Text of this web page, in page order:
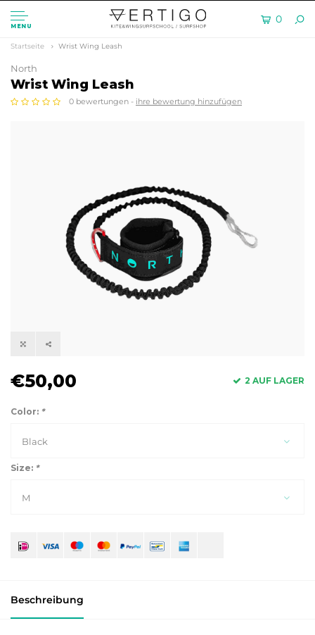
MENU
0
Startseite Wrist Wing Leash
North
Wrist Wing Leash
0 bewertungen - ihre bewertung hinzufügen
€50,00 2 AUF LAGER
Color: *
Black
Size: *
M
Beschreibung